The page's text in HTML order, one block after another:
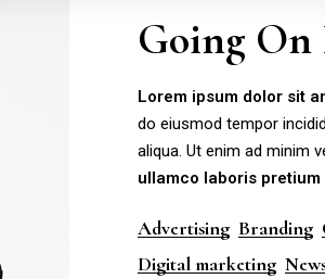
Going
Lorem ipsum dolor sit
do eiusmod tempor
aliqua. Ut enim ad minim
ullamco laboris pretium
Advertising Branding
Digital marketing